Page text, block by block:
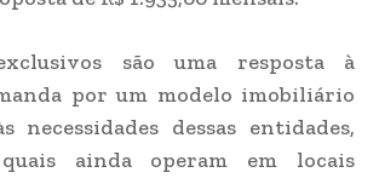
são uma resposta à
por um modelo imobiliário
necessidades dessas entidades,
ainda operam em locais